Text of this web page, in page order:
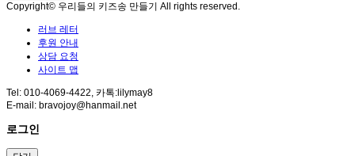
Copyright© 우리들의 키즈송 만들기 All rights reserved.
러브 레터
후원 안내
상담 요청
사이트 맵
Tel: 010-4069-4422, 카톡:lilymay8
E-mail: bravojoy@hanmail.net
로그인